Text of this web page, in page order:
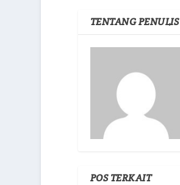
TENTANG PENULIS
POS TERKAIT